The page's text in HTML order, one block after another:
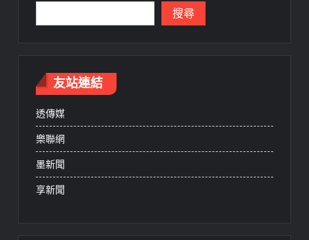
搜尋
友站連結
透傳媒
樂聯網
墨新聞
享新聞